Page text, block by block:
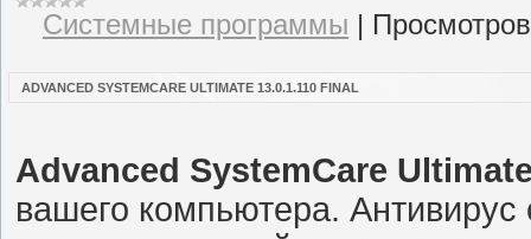
Системные программы |
ADVANCED SYSTEMCARE ULTIMATE 13.0.1.110 FINAL
Advanced SystemCare
вашего компьютера.